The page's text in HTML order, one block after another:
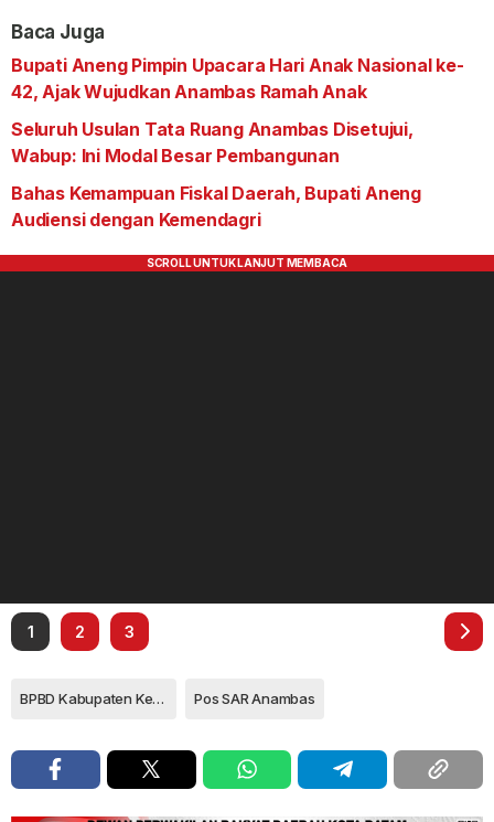
Baca Juga
Bupati Aneng Pimpin Upacara Hari Anak Nasional ke-
42, Ajak Wujudkan Anambas Ramah Anak
Seluruh Usulan Tata Ruang Anambas Disetujui,
Wabup: Ini Modal Besar Pembangunan
Bahas Kemampuan Fiskal Daerah, Bupati Aneng
Audiensi dengan Kemendagri
1 2 3
BPBD Kabupaten Kepulauan Anambas Pos SAR Anambas